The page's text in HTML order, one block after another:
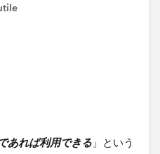
実際に私の会社の同僚に
ことができますので、確
との思いで話を聞いている
す。
とくローカル（Desktop
）にアクセスできます。
ん。
あれば利用できる 」という